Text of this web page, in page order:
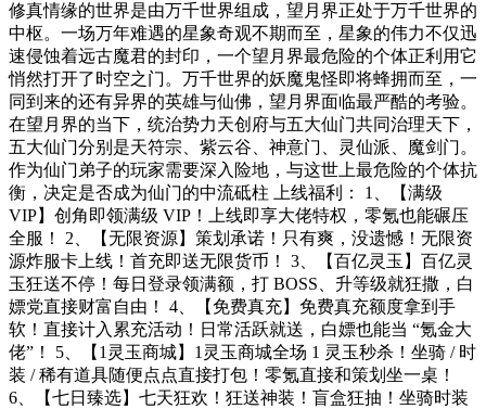
修真情缘的世界是由万千世界组成，望月界正处于万千世界的
中枢。一场万年难遇的星象奇观不期而至，星象的伟力不仅迅
速侵蚀着远古魔君的封印，一个望月界最危险的个体正利用它
悄然打开了时空之门。万千世界的妖魔鬼怪即将蜂拥而至，一
同到来的还有异界的英雄与仙佛，望月界面临最严酷的考验。
在望月界的当下，统治势力天创府与五大仙门共同治理天下，
五大仙门分别是天符宗、紫云谷、神意门、灵仙派、魔剑门。
作为仙门弟子的玩家需要深入险地，与这世上最危险的个体抗
衡，决定是否成为仙门的中流砥柱 上线福利： 1、【满级
VIP】创角即领满级 VIP！上线即享大佬特权，零氪也能碾压
全服！ 2、【无限资源】策划承诺！只有爽，没遗憾！无限资
源炸服卡上线！首充即送无限货币！ 3、【百亿灵玉】百亿灵
玉狂送不停！每日登录领满额，打 BOSS、升等级就狂撒，白
嫖党直接财富自由！ 4、【免费真充】免费真充额度拿到手
软！直接计入累充活动！日常活跃就送，白嫖也能当 “氪金大
佬”！ 5、【1灵玉商城】1灵玉商城全场 1 灵玉秒杀！坐骑 / 时
装 / 稀有道具随便点点直接打包！零氪直接和策划坐一桌！
6、【七日臻选】七天狂欢！狂送神装！盲盒狂抽！坐骑时装